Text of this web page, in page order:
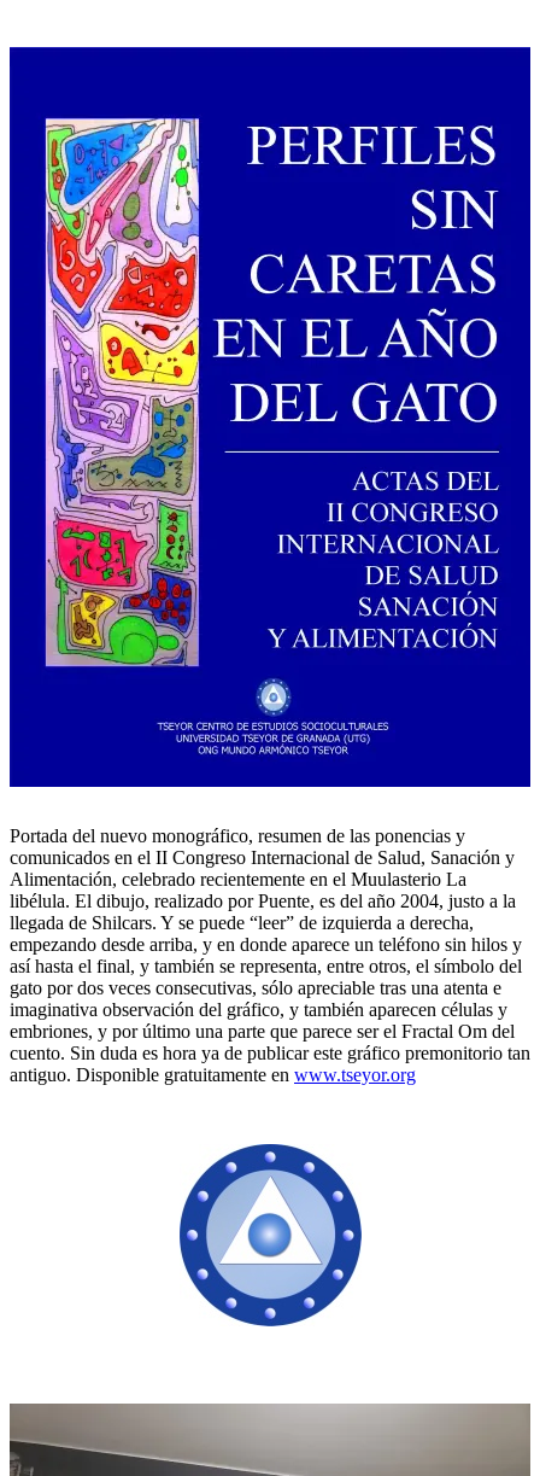
Portada del nuevo monográfico, resumen de las ponencias y
comunicados en el II Congreso Internacional de Salud, Sanación y
Alimentación, celebrado recientemente en el Muulasterio La
libélula. El dibujo, realizado por Puente, es del año 2004, justo a la
llegada de Shilcars. Y se puede “leer” de izquierda a derecha,
empezando desde arriba, y en donde aparece un teléfono sin hilos y
así hasta el final, y también se representa, entre otros, el símbolo del
gato por dos veces consecutivas, sólo apreciable tras una atenta e
imaginativa observación del gráfico, y también aparecen células y
embriones, y por último una parte que parece ser el Fractal Om del
cuento. Sin duda es hora ya de publicar este gráfico premonitorio tan
antiguo. Disponible gratuitamente en www.tseyor.org